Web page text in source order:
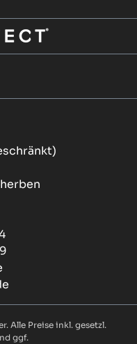
Alle Preise inkl. gesetzl.
ggf.